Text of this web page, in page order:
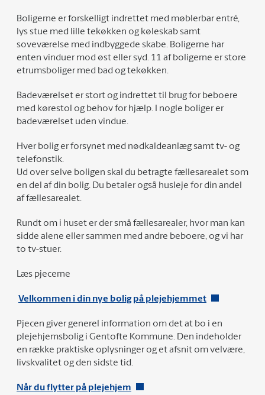
Boligerne er forskelligt indrettet med møblerbar entré,
lys stue med lille tekøkken og køleskab samt
soveværelse med indbyggede skabe. Boligerne har
enten vinduer mod øst eller syd. 11 af boligerne er store
etrumsboliger med bad og tekøkken.
Badeværelset er stort og indrettet til brug for beboere
med kørestol og behov for hjælp. I nogle boliger er
badeværelset uden vindue.
Hver bolig er forsynet med nødkaldeanlæg samt tv- og
telefonstik.
Ud over selve boligen skal du betragte fællesarealet som
en del af din bolig. Du betaler også husleje for din andel
af fællesarealet.
Rundt om i huset er der små fællesarealer, hvor man kan
sidde alene eller sammen med andre beboere, og vi har
to tv-stuer.
Læs pjecerne
Velkommen i din nye bolig på plejehjemmet
Pjecen giver generel information om det at bo i en
plejehjemsbolig i Gentofte Kommune. Den indeholder
en række praktiske oplysninger og et afsnit om velvære,
livskvalitet og den sidste tid.
Når du flytter på plejehjem